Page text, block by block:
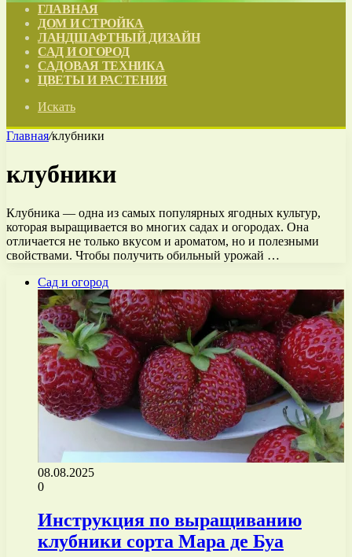
ГЛАВНАЯ
ДОМ И СТРОЙКА
ЛАНДШАФТНЫЙ ДИЗАЙН
САД И ОГОРОД
САДОВАЯ ТЕХНИКА
ЦВЕТЫ И РАСТЕНИЯ
Искать
Главная/клубники
клубники
Клубника — одна из самых популярных ягодных культур,
которая выращивается во многих садах и огородах. Она
отличается не только вкусом и ароматом, но и полезными
свойствами. Чтобы получить обильный урожай …
Сад и огород
08.08.2025
0
Инструкция по выращиванию
клубники сорта Мара де Буа